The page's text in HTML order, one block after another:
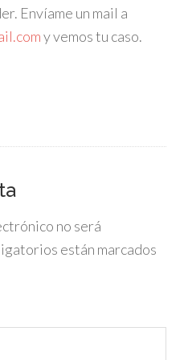
Envíame un mail a
y vemos tu caso.
no será
están marcados